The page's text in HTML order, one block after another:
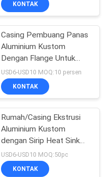
di
22
36
KONTAK
Casing Pembuang Panas
Aluminium Kustom
Dengan Flange Untuk
Pengontrol Industri
Elektronik
USD6-USD10 MOQ:10 persen
KONTAK
Rumah/Casing Ekstrusi
Aluminium Kustom
dengan Sirip Heat Sink
untuk Elektronik Industri
USD6-USD10 MOQ:50pc
KONTAK